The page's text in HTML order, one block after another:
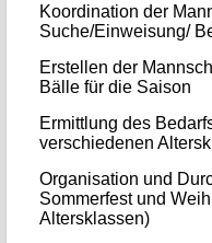
Koordination der
Suche/Einweisung/
Erstellen der
Bälle für die Saison
Ermittlung des
verschiedenen
Organisation und
Sommerfest und
Altersklassen)